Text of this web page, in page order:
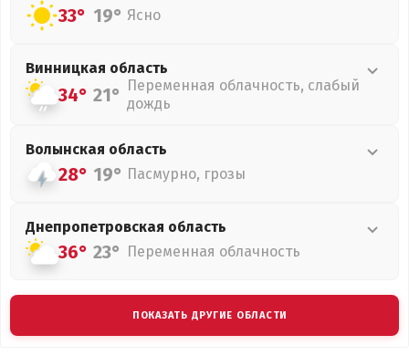
33° 19° Ясно
Винницкая область
34° 21° Переменная облачность, слабый
дождь
Волынская область
28° 19° Пасмурно, грозы
Днепропетровская область
36° 23° Переменная облачность
ПОКАЗАТЬ ДРУГИЕ ОБЛАСТИ